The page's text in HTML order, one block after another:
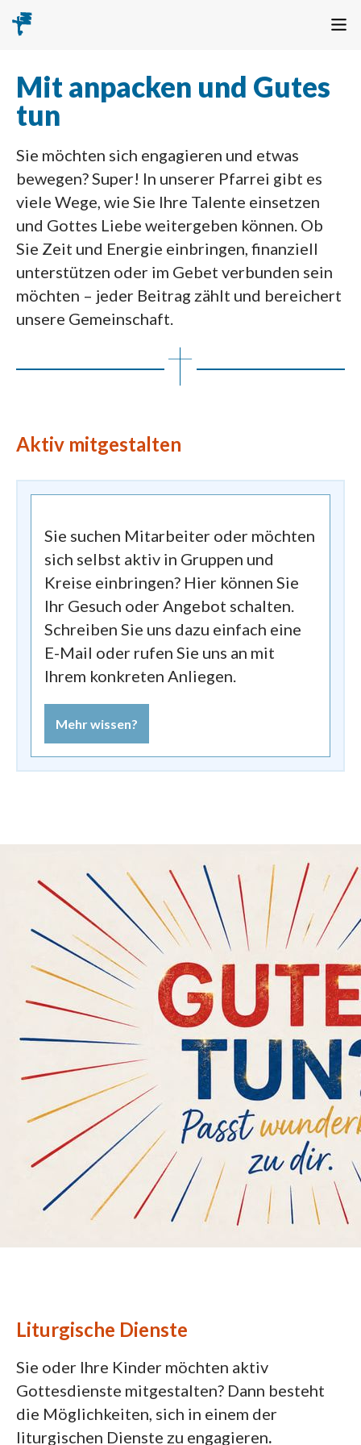
Mit anpacken und Gutes
tun
Sie möchten sich engagieren und etwas
bewegen? Super! In unserer Pfarrei gibt es
viele Wege, wie Sie Ihre Talente einsetzen
und Gottes Liebe weitergeben können. Ob
Sie Zeit und Energie einbringen, finanziell
unterstützen oder im Gebet verbunden sein
möchten – jeder Beitrag zählt und bereichert
unsere Gemeinschaft.
Aktiv mitgestalten
Sie suchen Mitarbeiter oder möchten
sich selbst aktiv in Gruppen und
Kreise einbringen? Hier können Sie
Ihr Gesuch oder Angebot schalten.
Schreiben Sie uns dazu einfach eine
E-Mail oder rufen Sie uns an mit
Ihrem konkreten Anliegen.
Mehr wissen?
Liturgische Dienste
Sie oder Ihre Kinder möchten aktiv
Gottesdienste mitgestalten? Dann besteht
die Möglichkeiten, sich in einem der
liturgischen Dienste zu engagieren.